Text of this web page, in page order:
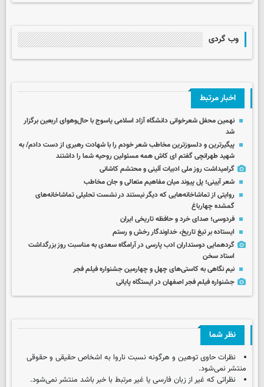
وب گردی
اخبار مرتبط
نهمین محفل شعرخوانی دانشگاه آزاد اسلامی یاسوج با حال‌وهوای اربعین برگزار
شد
پیگیرترین و دلسوزترین مخاطب شعر خودم را با شهادت رهبری از دست دادم/ به
شهید طهرانچی گفتم ای کاش همه مسئولین روحیه شما را داشتند
گرامیداشت روز ملی ادبیات آئینی و محتشم کاشانی
شعر آیینی؛ پل پیوند میان مفاهیم متعالی و جان مخاطب
روایتی از تماشاخانه‌هایی که دیگر نیستند در نشست تحلیلی تماشاخانه‌های
گمشده چهارباغ
فردوسی؛ صدای خرد و حافظه تاریخی ایران
ایستاده بر تیغ تاریخ، خداوندگار رخش و رستم
گردهمایی دوستداران ادب پارسی در آرامگاه سعدی به مناسبت روز بزرگداشت
استاد سخن
نیم نگاهی به کاستی‌های چهل و چهارمین جشنواره فیلم فجر
جشنواره فیلم فجر اصفهان در ایستگاه پایانی
نظر شما
نظرات حاوی توهین و هرگونه نسبت ناروا به اشخاص حقیقی و حقوقی
منتشر نمی‌شود.
نظراتی که غیر از زبان فارسی یا غیر مرتبط با خبر باشد منتشر نمی‌شود.